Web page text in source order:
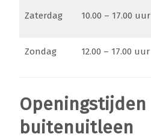
Zaterdag 10.00 – 17.00 uur
Zondag 12.00 – 17.00 uur
Openingstijden
buitenuitleen